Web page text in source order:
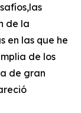
de la
en las que he
de los
de gran